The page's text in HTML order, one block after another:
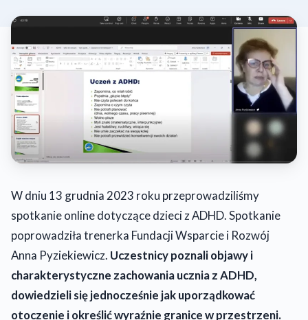
W dniu 13 grudnia 2023 roku przeprowadziliśmy
spotkanie online dotyczące dzieci z ADHD. Spotkanie
poprowadziła trenerka Fundacji Wsparcie i Rozwój
Anna Pyziekiewicz. Uczestnicy poznali objawy i
charakterystyczne zachowania ucznia z ADHD,
dowiedzieli się jednocześnie jak uporządkować
otoczenie i określić wyraźnie granice w przestrzeni.